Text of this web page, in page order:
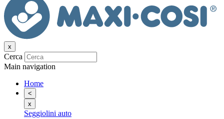
x
Cerca
Main navigation
Home
<
x
Seggiolini auto